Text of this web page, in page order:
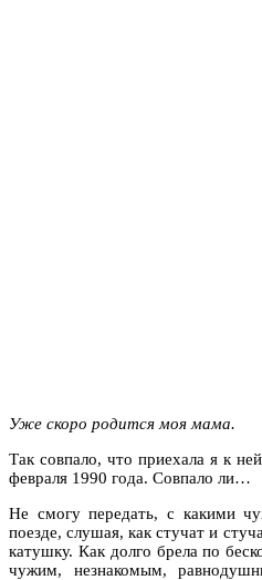
Уже скоро родится моя мама.
Так совпало, что приехала я к
февраля 1990 года. Совпало ли…
Не смогу передать, с какими
поезде, слушая, как стучат и
катушку. Как долго брела по
чужим, незнакомым,